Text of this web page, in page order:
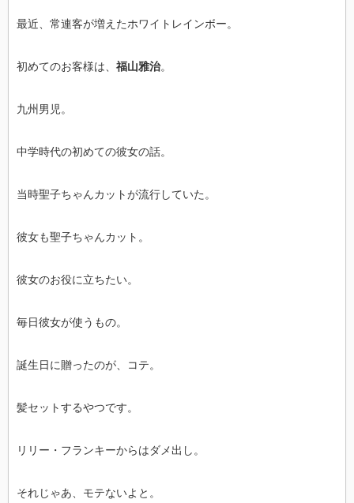
最近、常連客が増えたホワイトレインボー。
初めてのお客様は、 福山雅治。
九州男児。
中学時代の初めての彼女の話。
当時聖子ちゃんカットが流行していた。
彼女も聖子ちゃんカット。
彼女のお役に立ちたい。
毎日彼女が使うもの。
誕生日に贈ったのが、コテ。
髪セットするやつです。
リリー・フランキーからはダメ出し。
それじゃあ、モテないよと。